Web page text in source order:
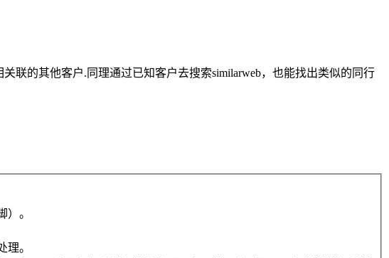
联的其他客户.同理通过已知客户去搜索similarweb，也能找出类似的同行
。
。